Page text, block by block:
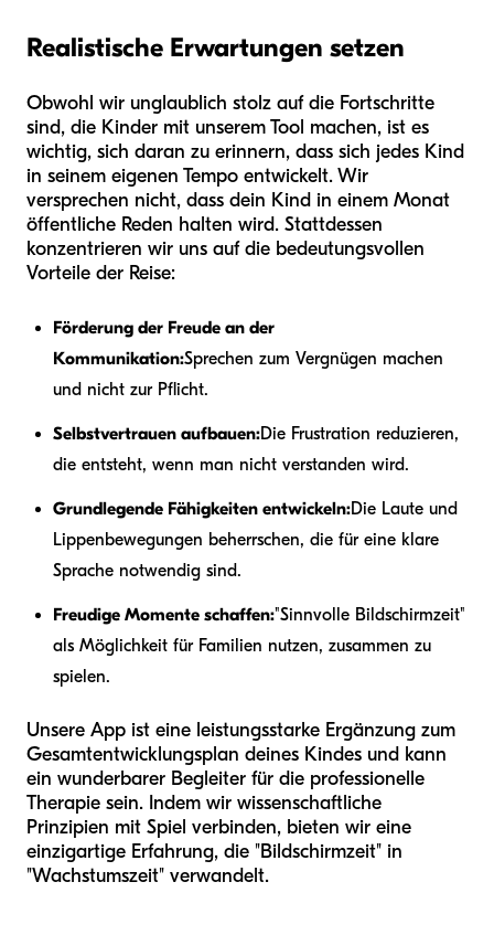
Realistische Erwartungen setzen
Obwohl wir unglaublich stolz auf die Fortschritte
sind, die Kinder mit unserem Tool machen, ist es
wichtig, sich daran zu erinnern, dass sich jedes Kind
in seinem eigenen Tempo entwickelt. Wir
versprechen nicht, dass dein Kind in einem Monat
öffentliche Reden halten wird. Stattdessen
konzentrieren wir uns auf die bedeutungsvollen
Vorteile der Reise:
Förderung der Freude an der
Kommunikation:Sprechen zum Vergnügen machen
und nicht zur Pflicht.
Selbstvertrauen aufbauen:Die Frustration reduzieren,
die entsteht, wenn man nicht verstanden wird.
Grundlegende Fähigkeiten entwickeln:Die Laute und
Lippenbewegungen beherrschen, die für eine klare
Sprache notwendig sind.
Freudige Momente schaffen:"Sinnvolle Bildschirmzeit"
als Möglichkeit für Familien nutzen, zusammen zu
spielen.
Unsere App ist eine leistungsstarke Ergänzung zum
Gesamtentwicklungsplan deines Kindes und kann
ein wunderbarer Begleiter für die professionelle
Therapie sein. Indem wir wissenschaftliche
Prinzipien mit Spiel verbinden, bieten wir eine
einzigartige Erfahrung, die "Bildschirmzeit" in
"Wachstumszeit" verwandelt.